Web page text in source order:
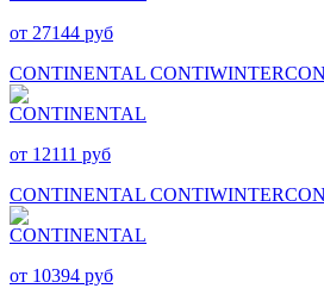
от 27144 руб
CONTINENTAL
от 12111 руб
CONTINENTAL
от 10394 руб